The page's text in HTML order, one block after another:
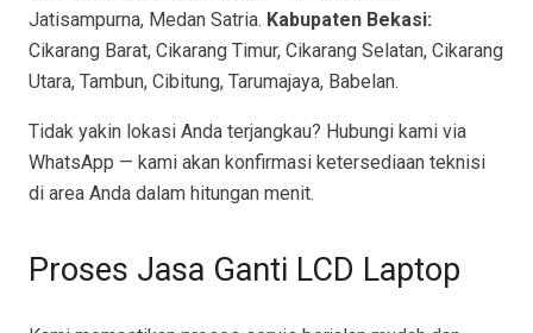
Jatisampurna, Medan Satria. Kabupaten Bekasi:
Cikarang Barat, Cikarang Timur, Cikarang Selatan, Cikarang
Utara, Tambun, Cibitung, Tarumajaya, Babelan.
Tidak yakin lokasi Anda terjangkau? Hubungi kami via
WhatsApp — kami akan konfirmasi ketersediaan teknisi
di area Anda dalam hitungan menit.
Proses Jasa Ganti LCD Laptop